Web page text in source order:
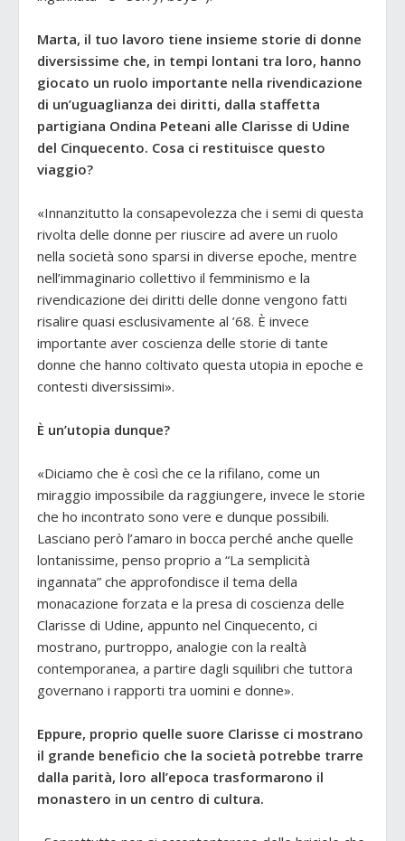
Marta, il tuo lavoro tiene insieme storie di donne
diversissime che, in tempi lontani tra loro, hanno
giocato un ruolo importante nella rivendicazione
di un’uguaglianza dei diritti, dalla staffetta
partigiana Ondina Peteani alle Clarisse di Udine
del Cinquecento. Cosa ci restituisce questo
viaggio?
«Innanzitutto la consapevolezza che i semi di questa
rivolta delle donne per riuscire ad avere un ruolo
nella società sono sparsi in diverse epoche, mentre
nell’immaginario collettivo il femminismo e la
rivendicazione dei diritti delle donne vengono fatti
risalire quasi esclusivamente al ’68. È invece
importante aver coscienza delle storie di tante
donne che hanno coltivato questa utopia in epoche e
contesti diversissimi».
È un’utopia dunque?
«Diciamo che è così che ce la rifilano, come un
miraggio impossibile da raggiungere, invece le storie
che ho incontrato sono vere e dunque possibili.
Lasciano però l’amaro in bocca perché anche quelle
lontanissime, penso proprio a “La semplicità
ingannata” che approfondisce il tema della
monacazione forzata e la presa di coscienza delle
Clarisse di Udine, appunto nel Cinquecento, ci
mostrano, purtroppo, analogie con la realtà
contemporanea, a partire dagli squilibri che tuttora
governano i rapporti tra uomini e donne».
Eppure, proprio quelle suore Clarisse ci mostrano
il grande beneficio che la società potrebbe trarre
dalla parità, loro all’epoca trasformarono il
monastero in un centro di cultura.